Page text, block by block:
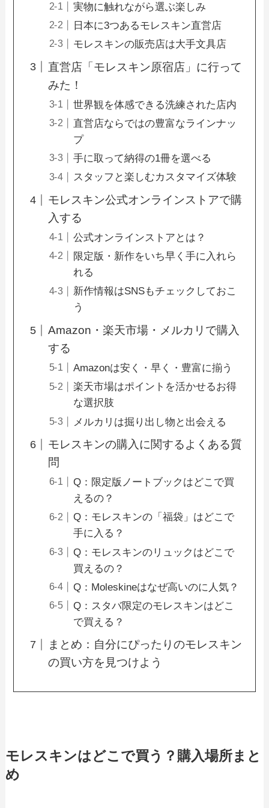
実物に触れながら選ぶ楽しみ
日本に3つあるモレスキン直営店
モレスキンの販売店は大手文具店
直営店「モレスキン原宿店」に行って
みた！
世界観を体感できる洗練された店内
直営店ならではの豊富なラインナッ
プ
手に取って納得の1冊を選べる
スタッフと楽しむカスタマイズ体験
モレスキン公式オンラインストアで購
入する
公式オンラインストアとは？
限定版・新作をいち早く手に入れら
れる
新作情報はSNSもチェックしておこ
う
Amazon・楽天市場・メルカリで購入
する
Amazonは安く・早く・豊富に揃う
楽天市場はポイントを活かせるお得
な選択肢
メルカリは掘り出し物と出会える
モレスキンの購入に関するよくある質
問
Q：限定版ノートブックはどこで買
えるの？
Q：モレスキンの「福袋」はどこで
手に入る？
Q：モレスキンのリュックはどこで
買えるの？
Q：Moleskineはなぜ高いのに人気？
Q：スタバ限定のモレスキンはどこ
で買える？
まとめ：自分にぴったりのモレスキン
の買い方を見つけよう
モレスキンはどこで買う？購入場所まと
め